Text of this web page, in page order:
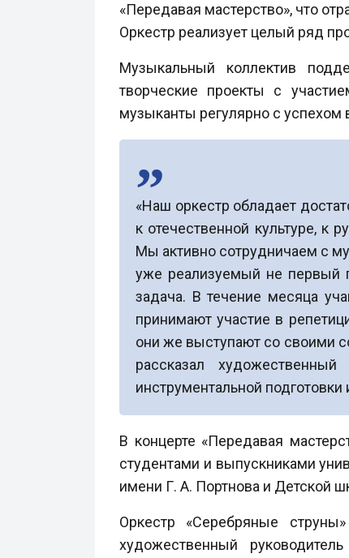
«Передавая мастерство», что
Оркестр реализует целый ряд
Музыкальный коллектив
творческие проекты с
музыканты регулярно с успехом
«Наш оркестр обладает
к отечественной культуре, к
Мы активно сотрудничаем с
уже реализуемый не первый
задача. В течение месяца
принимают участие в
они же выступают со своими
рассказал
инструментальной
В концерте «Передавая
студентами и выпускниками
имени Г. А. Портнова и Детской
Оркестр «Серебряные
художественный